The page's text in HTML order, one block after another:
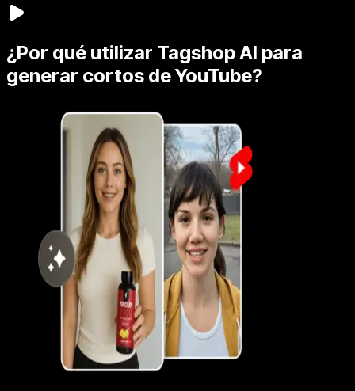
¿Por qué utilizar Tagshop AI para
generar cortos de YouTube?